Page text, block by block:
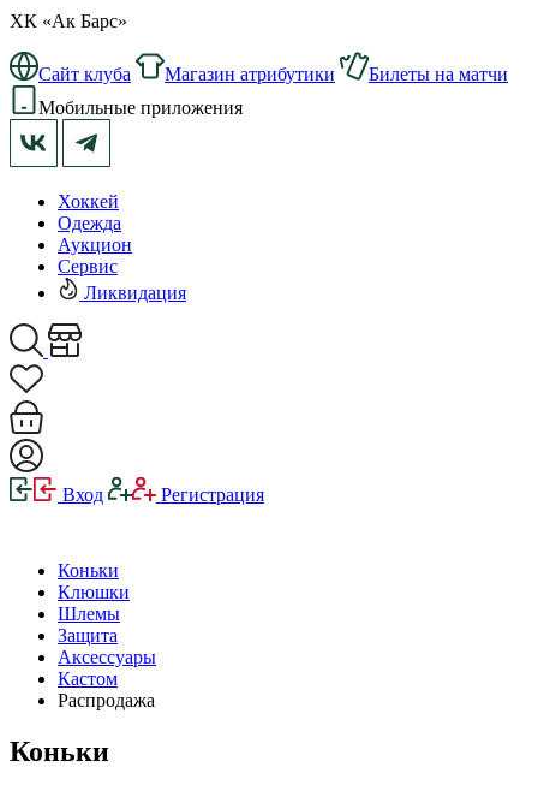
ХК «Ак Барс»
Сайт клуба Магазин атрибутики
Билеты на матчи
Мобильные приложения
Хоккей
Одежда
Аукцион
Сервис
Ликвидация
Вход Регистрация
Коньки
Клюшки
Шлемы
Защита
Аксессуары
Кастом
Распродажа
Коньки